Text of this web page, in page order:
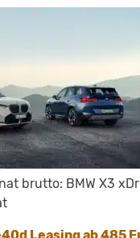
brutto: BMW X3